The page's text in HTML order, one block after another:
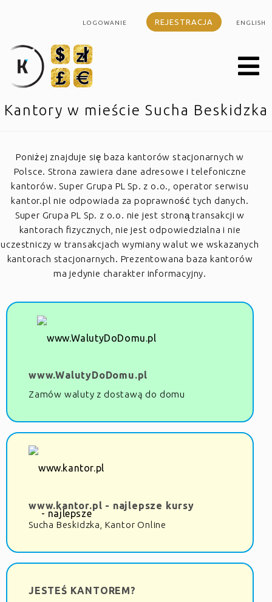
LOGOWANIE REJESTRACJA ENGLISH
Kantory w mieście Sucha Beskidzka
Poniżej znajduje się baza kantorów stacjonarnych w
Polsce. Strona zawiera dane adresowe i telefoniczne
kantorów. Super Grupa PL Sp. z o.o., operator serwisu
kantor.pl nie odpowiada za poprawność tych danych.
Super Grupa PL Sp. z o.o. nie jest stroną transakcji w
kantorach fizycznych, nie jest odpowiedzialna i nie
uczestniczy w transakcjach wymiany walut we wskazanych
kantorach stacjonarnych. Prezentowana baza kantorów
ma jedynie charakter informacyjny.
www.WalutyDoDomu.pl
Zamów waluty z dostawą do domu
www.kantor.pl - najlepsze kursy
Sucha Beskidzka, Kantor Online
JESTEŚ KANTOREM?